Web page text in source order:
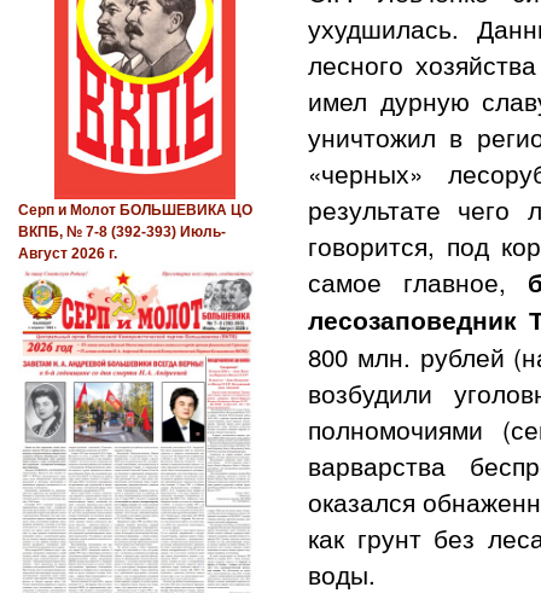
ухудшилась.
лесного
имел дурную
уничтожил в
«черных»
результате чего
говорится, под
самое главное,
лесозаповедник
800 млн. рублей
возбудили
полномочиями
варварства
оказался
как грунт без
воды.
Серп и Молот БОЛЬШЕВИКА ЦО
ВКПБ, № 7-8 (392-393) Июль-
Август 2026 г.